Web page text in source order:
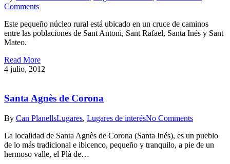
Comments
Este pequeño núcleo rural está ubicado en un cruce de caminos
entre las poblaciones de Sant Antoni, Sant Rafael, Santa Inés y Sant
Mateo.
Read More
4 julio, 2012
Santa Agnès de Corona
By Can PlanellsLugares, Lugares de interésNo Comments
La localidad de Santa Agnès de Corona (Santa Inés), es un pueblo
de lo más tradicional e ibicenco, pequeño y tranquilo, a pie de un
hermoso valle, el Plà de…